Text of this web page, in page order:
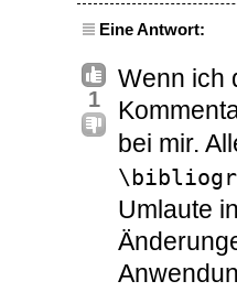
Eine Antwort:
1
Wenn ich
bei mir.
Umlaute